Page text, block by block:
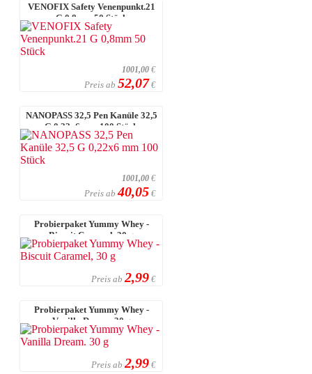
VENOFIX Safety Venenpunkt.21
G 0,8mm 50 Stück
1001,00 €
Preis ab 52,07 €
NANOPASS 32,5 Pen Kanüle 32,5
G 0,22x6 mm 100 Stück
1001,00 €
Preis ab 40,05 €
Probierpaket Yummy Whey -
Biscuit Caramel, 30 g
Preis ab 2,99 €
Probierpaket Yummy Whey -
Vanilla Dream. 30 g
Preis ab 2,99 €